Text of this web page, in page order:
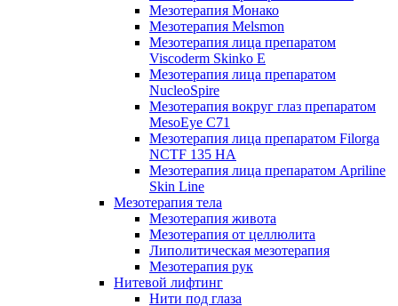
Мезотерапия Монако
Мезотерапия Melsmon
Мезотерапия лица препаратом
Viscoderm Skinko E
Мезотерапия лица препаратом
NucleoSpire
Мезотерапия вокруг глаз препаратом
MesoEye С71
Мезотерапия лица препаратом Filorga
NCTF 135 HA
Мезотерапия лица препаратом Apriline
Skin Line
Мезотерапия тела
Мезотерапия живота
Мезотерапия от целлюлита
Липолитическая мезотерапия
Мезотерапия рук
Нитевой лифтинг
Нити под глаза